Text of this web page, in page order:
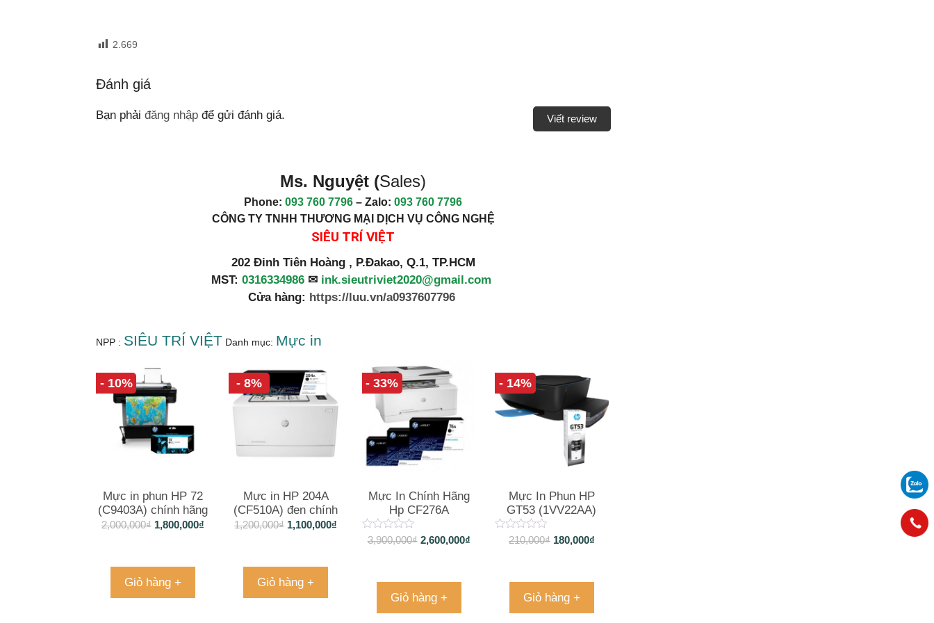
2.669
Đánh giá
Viết review
Bạn phải đăng nhập để gửi đánh giá.
Ms. Nguyệt (Sales)
Phone:093 760 7796 – Zalo:093 760 7796
CÔNG TY TNHH THƯƠNG MẠI DỊCH VỤ CÔNG NGHỆ
SIÊU TRÍ VIỆT
202 Đinh Tiên Hoàng , P.Đakao, Q.1, TP.HCM
MST:0316334986 ✉ ink.sieutriviet2020@gmail.com
Cửa hàng: https://luu.vn/a0937607796
NPP : SIÊU TRÍ VIỆT Danh mục: Mực in
- 10%
Mực in phun HP 72
(C9403A) chính hãng
2,000,000₫ 1,800,000₫
Giỏ hàng +
- 8%
Mực in HP 204A
(CF510A) đen chính
hãng
1,200,000₫ 1,100,000₫
Giỏ hàng +
- 33%
Mực In Chính Hãng
Hp CF276A
3,900,000₫ 2,600,000₫
Giỏ hàng +
- 14%
Mực In Phun HP
GT53 (1VV22AA)
Chính Hãng
210,000₫ 180,000₫
Giỏ hàng +